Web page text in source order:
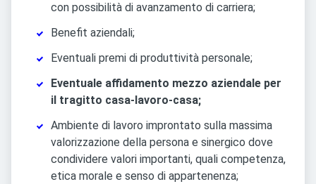
con possibilità di avanzamento di carriera;
Benefit aziendali;
Eventuali premi di produttività personale;
Eventuale affidamento mezzo aziendale per
il tragitto casa-lavoro-casa;
Ambiente di lavoro improntato sulla massima
valorizzazione della persona e sinergico dove
condividere valori importanti, quali competenza,
etica morale e senso di appartenenza;